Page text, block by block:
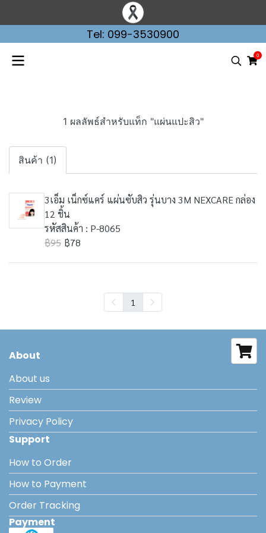
Tel: 099-3530900
0
1 ผลลัพธ์สำหรับแท็ก "แผ่นแปะสิว"
สินค้า (1)
3เอ็ม เน็กซ์แคร์ แผ่นซับสิว รุ่นบาง 3M NEXCARE กล่อง
12 ชิ้น
รหัสสินค้า : P-8065
฿95 ฿78
1
About
About us
Review
Privacy Policy
Support
How to Order
How to Payment
Order Tracking
Payment